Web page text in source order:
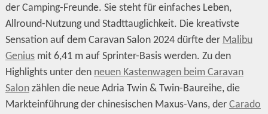
der Camping-Freunde. Sie steht für einfaches Leben,
Allround-Nutzung und Stadttauglichkeit. Die kreativste
Sensation auf dem Caravan Salon 2024 dürfte der Malibu
Geniusmit 6,41 m auf Sprinter-Basis werden. Zu den
Highlights unter den neuen Kastenwagen beim Caravan
Salonzählen die neue Adria Twin & Twin-Baureihe, die
Markteinführung der chinesischen Maxus-Vans, der Carado